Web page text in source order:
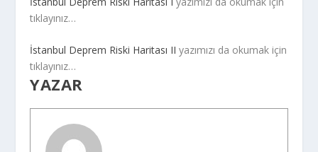
tıklayınız…
İstanbul Deprem Riski Haritası II yazımızı da okumak için
tıklayınız…
YAZAR